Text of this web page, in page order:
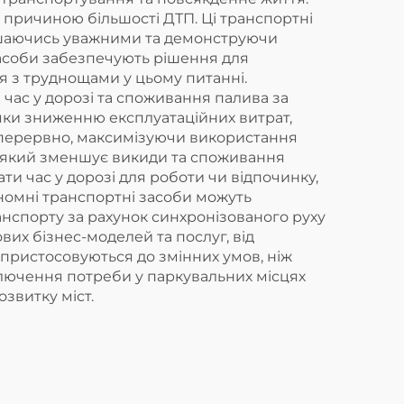
більшості ДТП. Ці транспортні
уважними та демонструючи
забезпечують рішення для
з труднощами у цьому питанні.
у дорозі та споживання палива за
зниженню експлуатаційних витрат,
максимізуючи використання
зменшує викиди та споживання
час у дорозі для роботи чи відпочинку,
транспортні засоби можуть
за рахунок синхронізованого руху
бізнес-моделей та послуг, від
до змінних умов, ніж
потреби у паркувальних місцях
міст.